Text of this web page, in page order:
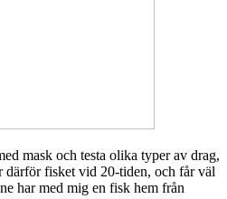
mask och testa olika typer av drag,
därför fisket vid 20-tiden, och får väl
har med mig en fisk hem från